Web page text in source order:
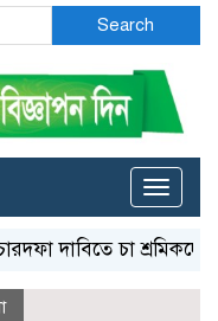
Search
Toggle
দাবিতে চা শ্রমিকদের